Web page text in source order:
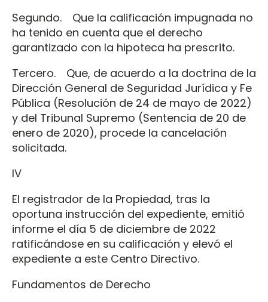
Segundo. Que la calificación impugnada no
ha tenido en cuenta que el derecho
garantizado con la hipoteca ha prescrito.
Tercero. Que, de acuerdo a la doctrina de la
Dirección General de Seguridad Jurídica y Fe
Pública (Resolución de 24 de mayo de 2022)
y del Tribunal Supremo (Sentencia de 20 de
enero de 2020), procede la cancelación
solicitada.
IV
El registrador de la Propiedad, tras la
oportuna instrucción del expediente, emitió
informe el día 5 de diciembre de 2022
ratificándose en su calificación y elevó el
expediente a este Centro Directivo.
Fundamentos de Derecho